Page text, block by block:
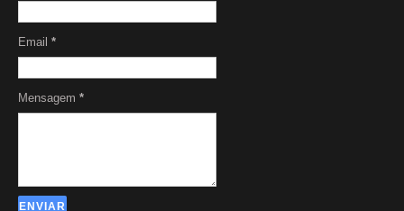
Email *
Mensagem *